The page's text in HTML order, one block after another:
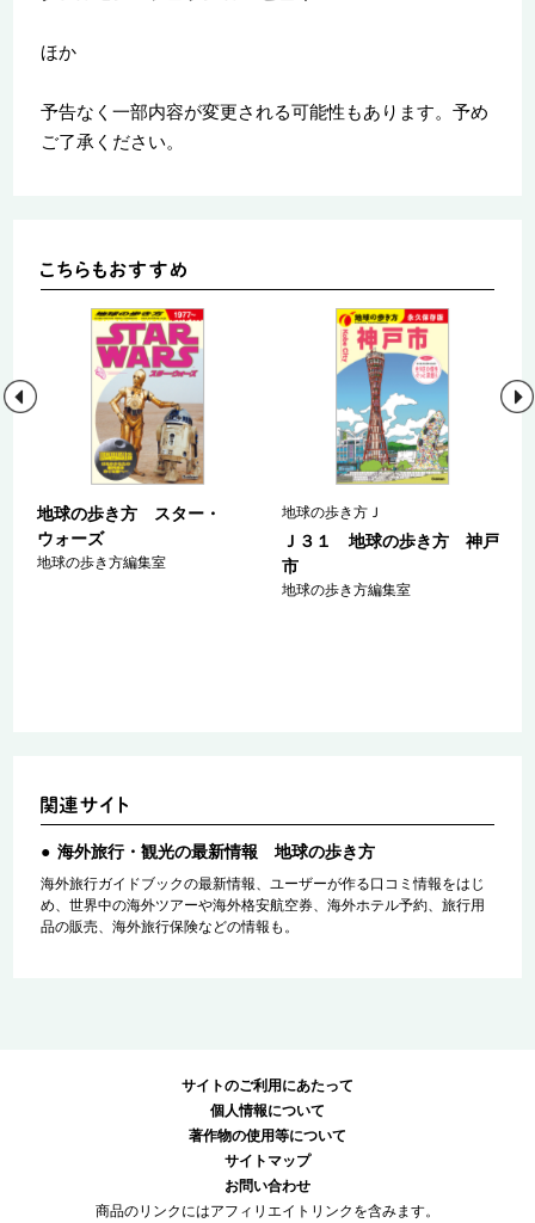
ほか
予告なく一部内容が変更される可能性もあります。予め
ご了承ください。
地球の歩き方 スター・
ウォーズ
地球の歩き方編集室
地球の歩き方Ｊ
Ｊ３１ 地球の歩き方 神戸
市
地球の歩き方編集室
海外旅行・観光の最新情報 地球の歩き方
海外旅行ガイドブックの最新情報、ユーザーが作る口コミ情報をはじ
め、世界中の海外ツアーや海外格安航空券、海外ホテル予約、旅行用
品の販売、海外旅行保険などの情報も。
サイトのご利用にあたって
個人情報について
著作物の使用等について
サイトマップ
お問い合わせ
商品のリンクにはアフィリエイトリンクを含みます。